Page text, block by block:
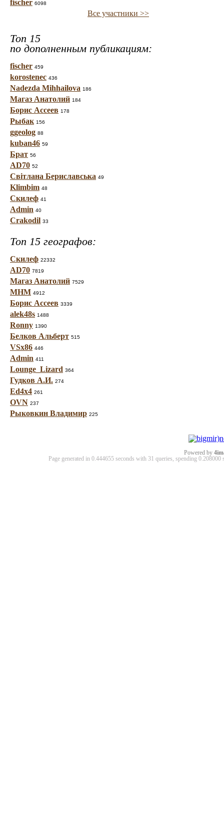
fischer 6098
Все участники >>
Топ 15
по дополненным публикациям:
fischer 459
korostenec 436
Nadezda Mihhailova 186
Магаз Анатолий 184
Борис Ассеев 178
Рыбак 156
ggeolog 88
kuban46 59
Брат 56
AD70 52
Світлана Бериславська 49
Klimbim 48
Скилеф 41
Admin 40
Crakodil 33
Топ 15 географов:
Скилеф 22332
AD70 7819
Магаз Анатолий 7529
МНМ 4912
Борис Ассеев 3339
alek48s 1488
Ronny 1390
Белков Альберт 515
VSx86 446
Admin 411
Lounge_Lizard 364
Гудков А.И. 274
Ed4x4 261
OVN 237
Рыковкин Владимир 225
Powered by
Page generated in 0.444655 seconds with 31 queries, spending